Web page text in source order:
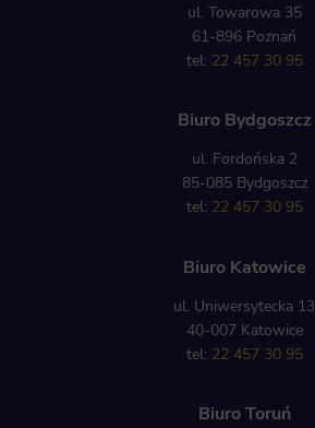
ul. Towarowa 35
61-896 Poznań
tel: 22 457 30 95
Biuro Bydgoszcz
ul. Fordońska 2
85-085 Bydgoszcz
tel: 22 457 30 95
Biuro Katowice
ul. Uniwersytecka 13
40-007 Katowice
tel: 22 457 30 95
Biuro Toruń